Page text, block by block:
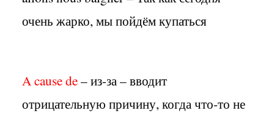
очень жарко, мы пойдём купаться
Acausede– из-за – вводит
отрицательную причину, когда что-то не